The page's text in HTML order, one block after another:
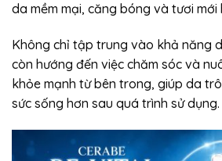
da mềm mại, căng bóng và tươi mới
Không chỉ tập trung vào khả năng
còn hướng đến việc chăm sóc và
khỏe mạnh từ bên trong, giúp da
sức sống hơn sau quá trình sử dụng.